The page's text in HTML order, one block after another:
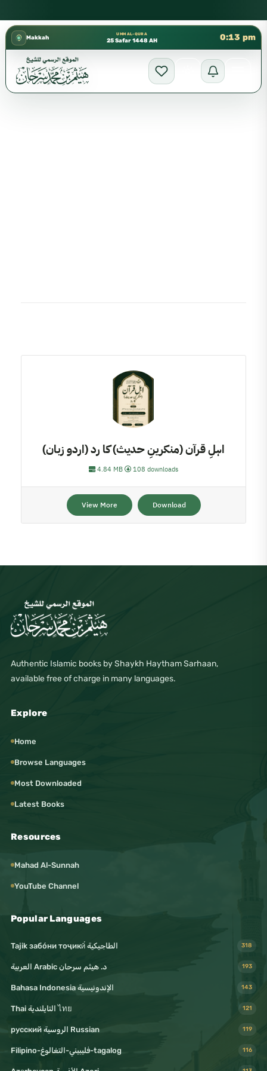
Makkah
UMM AL-QURA
25 Safar 1448 AH 0:13 pm
اہلِ قرآن (منکرینِ حدیث) کا رد (اردو زبان)
4.84 MB 108 downloads
View More Download
Authentic Islamic books by Shaykh Haytham Sarhaan,
available free of charge in many languages.
Explore
Home
Browse Languages
Most Downloaded
Latest Books
Resources
Mahad Al-Sunnah
YouTube Channel
Popular Languages
Tajik забо́ни тоҷикӣ́ الطاجيكية 318
د. هيثم سرحان Arabic العربية 193
Bahasa Indonesia الإندونيسية 143
Thai التايلندية ไทย 121
русский الروسية Russian 119
Filipino-فليبيني-التغالوغ-tagalog 116